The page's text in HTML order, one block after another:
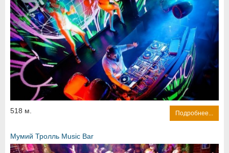
518 м. Подробнее...
Мумий Тролль Music Bar